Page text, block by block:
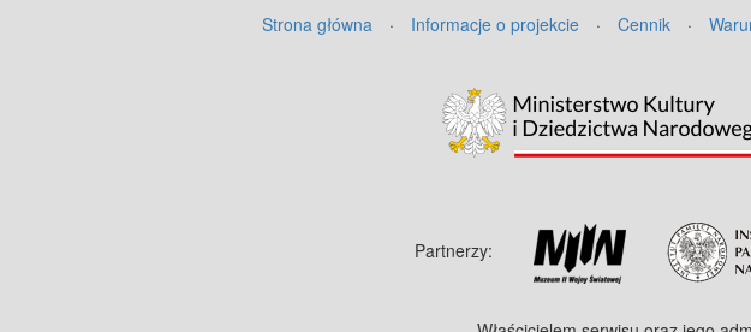
Strona główna · Informacje o projekcie · Cennik ·
Partnerzy: